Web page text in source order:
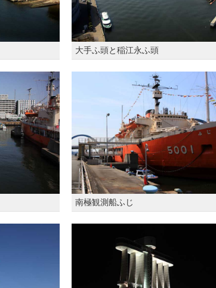
大手ふ頭と稲江永ふ頭
南極観測船ふじ